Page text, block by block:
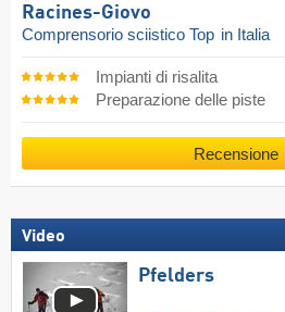
Racines-Giovo
Comprensorio sciistico Top in Italia
Impianti di risalita
Preparazione delle piste
Recensione
Video
Pfelders